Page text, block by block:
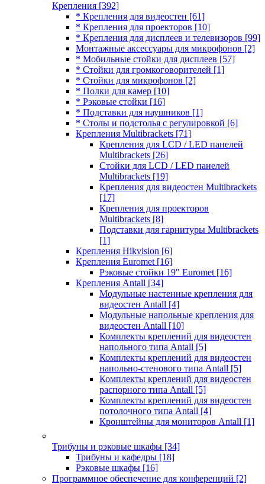
Крепления [392]
* Крепления для видеостен [61]
* Крепления для проекторов [10]
* Крепления для дисплеев и телевизоров [99]
Монтажные аксессуары для микрофонов [2]
* Мобильные стойки для дисплеев [57]
* Стойки для громкоговорителей [1]
* Стойки для микрофонов [2]
* Полки для камер [10]
* Рэковые стойки [16]
* Подставки для наушников [1]
* Столы и подстолья с регулировкой [6]
Крепления Multibrackets [71]
Крепления для LCD / LED панелей
Multibrackets [26]
Стойки для LCD / LED панелей
Multibrackets [19]
Крепления для видеостен Multibrackets
[17]
Крепления для проекторов
Multibrackets [8]
Подставки для гарнитуры Multibrackets
[1]
Крепления Hikvision [6]
Крепления Euromet [16]
Рэковые стойки 19" Euromet [16]
Крепления Antall [34]
Модульные настенные крепления для
видеостен Antall [4]
Модульные напольные крепления для
видеостен Antall [10]
Комплекты креплений для видеостен
напольного типа Antall [5]
Комплекты креплений для видеостен
напольно-стенового типа Antall [5]
Комплекты креплений для видеостен
распорного типа Antall [5]
Комплекты креплений для видеостен
потолочного типа Antall [4]
Кронштейны для мониторов Antall [1]
Трибуны и рэковые шкафы [34]
Трибуны и кафедры [18]
Рэковые шкафы [16]
Программное обеспечение для конференций [2]